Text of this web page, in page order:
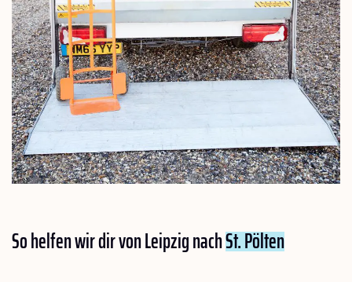
So helfen wir dir von Leipzig nachSt. Pölten